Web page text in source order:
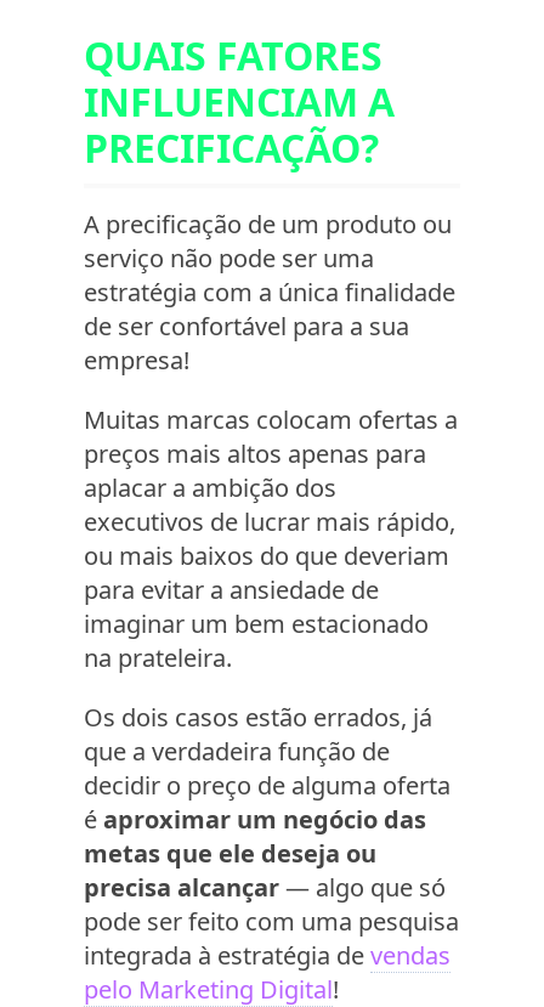
QUAIS FATORES
INFLUENCIAM A
PRECIFICAÇÃO?
A precificação de um produto ou
serviço não pode ser uma
estratégia com a única finalidade
de ser confortável para a sua
empresa!
Muitas marcas colocam ofertas a
preços mais altos apenas para
aplacar a ambição dos
executivos de lucrar mais rápido,
ou mais baixos do que deveriam
para evitar a ansiedade de
imaginar um bem estacionado
na prateleira.
Os dois casos estão errados, já
que a verdadeira função de
decidir o preço de alguma oferta
éaproximar um negócio das
metas que ele deseja ou
precisa alcançar— algo que só
pode ser feito com uma pesquisa
integrada à estratégia devendas
pelo Marketing Digital!